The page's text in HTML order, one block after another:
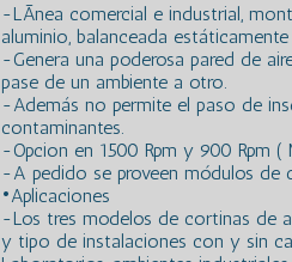
-LÃ­nea comercial e industrial,
aluminio, balanceada
-Genera una poderosa pared de
pase de un ambiente a otro.
-Además no permite el paso de
contaminantes.
-Opcion en 1500 Rpm y 900 Rpm (
-A pedido se proveen módulos de
•Aplicaciones
-Los tres modelos de cortinas de
y tipo de instalaciones con y sin